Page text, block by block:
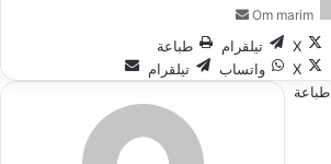
Om marim
‫X تيلقرام
طباعة
‫X واتساب
تيلقرام
طباعة